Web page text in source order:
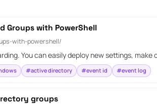
Groups with PowerShell
with-powershell/
You can easily deploy new settings, make
#active directory #event id #event log
groups